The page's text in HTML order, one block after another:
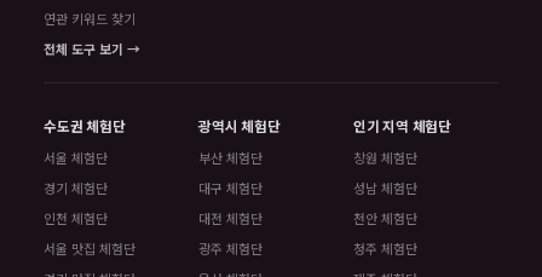
연관 키워드 찾기
전체 도구 보기 →
수도권 체험단
서울 체험단
경기 체험단
인천 체험단
서울 맛집 체험단
광역시 체험단
부산 체험단
대구 체험단
대전 체험단
광주 체험단
인기 지역 체험단
창원 체험단
성남 체험단
천안 체험단
청주 체험단